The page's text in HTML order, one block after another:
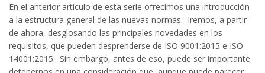
En el anterior artículo de esta serie ofrecimos una introducción
a la estructura general de las nuevas normas. Iremos, a partir
de ahora, desglosando las principales novedades en los
requisitos, que pueden desprenderse de ISO 9001:2015 e ISO
14001:2015. Sin embargo, antes de eso, puede ser importante